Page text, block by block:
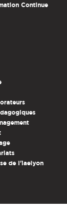
Continue
de l'iaelyon